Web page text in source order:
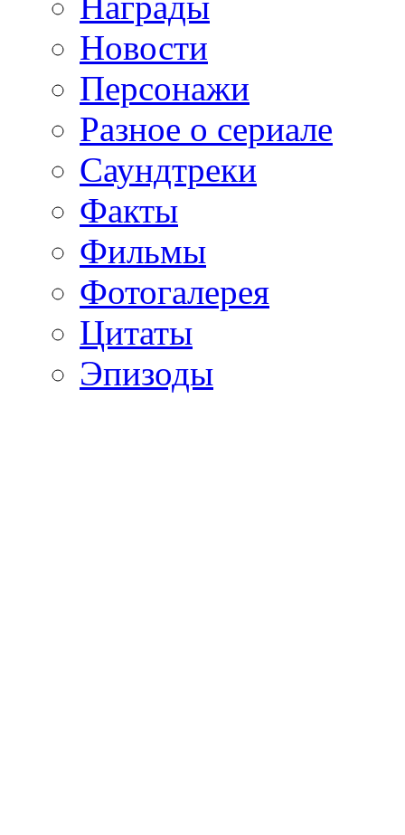
Новости
Персонажи
Разное о сериале
Саундтреки
Факты
Фильмы
Фотогалерея
Цитаты
Эпизоды